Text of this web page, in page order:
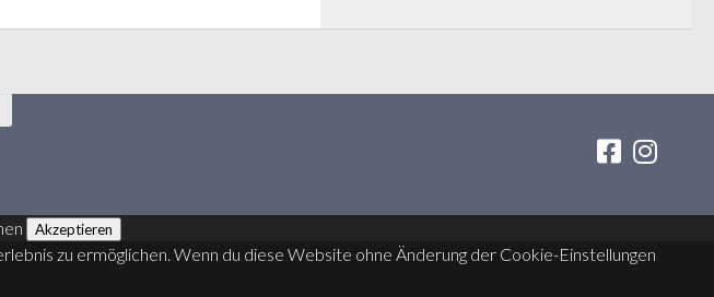
Akzeptieren
zu ermöglichen. Wenn du diese Website ohne Änderung der Cookie-Einstellungen